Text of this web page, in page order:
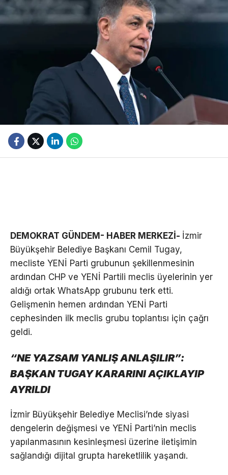
DEMOKRAT GÜNDEM- HABER MERKEZİ- İzmir
Büyükşehir Belediye Başkanı Cemil Tugay,
mecliste YENİ Parti grubunun şekillenmesinin
ardından CHP ve YENİ Partili meclis üyelerinin yer
aldığı ortak WhatsApp grubunu terk etti.
Gelişmenin hemen ardından YENİ Parti
cephesinden ilk meclis grubu toplantısı için çağrı
geldi.
“NE YAZSAM YANLIŞ ANLAŞILIR”:
BAŞKAN TUGAY KARARINI AÇIKLAYIP
AYRILDI
İzmir Büyükşehir Belediye Meclisi’nde siyasi
dengelerin değişmesi ve YENİ Parti’nin meclis
yapılanmasının kesinleşmesi üzerine iletişimin
sağlandığı dijital grupta hareketlilik yaşandı.